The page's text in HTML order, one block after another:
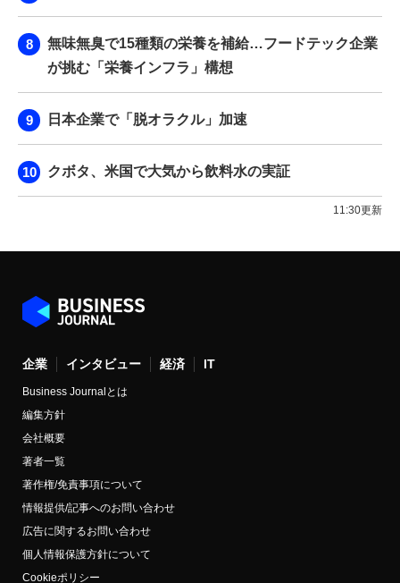
無味無臭で15種類の栄養を補給…フードテック企業
が挑む「栄養インフラ」構想
日本企業で「脱オラクル」加速
クボタ、米国で大気から飲料水の実証
11:30更新
企業 インタビュー 経済 IT
Business Journalとは
編集方針
会社概要
著者一覧
著作権/免責事項について
情報提供/記事へのお問い合わせ
広告に関するお問い合わせ
個人情報保護方針について
Cookieポリシー